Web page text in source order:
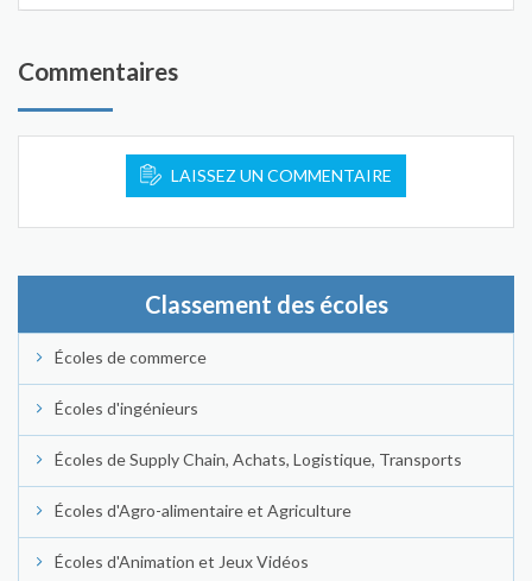
Commentaires
LAISSEZ UN COMMENTAIRE
Classement des écoles
Écoles de commerce
Écoles d'ingénieurs
Écoles de Supply Chain, Achats, Logistique, Transports
Écoles d'Agro-alimentaire et Agriculture
Écoles d'Animation et Jeux Vidéos